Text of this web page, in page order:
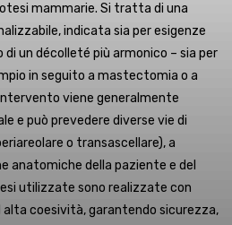
mammarie. Si tratta di una
indicata sia per esigenze
un décolleté più armonico – sia per
in seguito a mastectomia o a
viene generalmente
e può prevedere diverse vie di
o transascellare), a
anatomiche della paziente e del
utilizzate sono realizzate con
coesività, garantendo sicurezza,